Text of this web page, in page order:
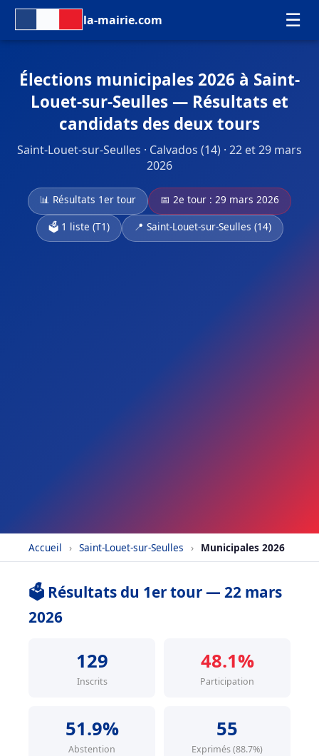
la-mairie.com ☰
Élections municipales 2026 à Saint-
Louet-sur-Seulles — Résultats et
candidats des deux tours
Saint-Louet-sur-Seulles · Calvados (14) · 22 et 29 mars
2026
📊 Résultats 1er tour
📅 2e tour : 29 mars 2026
🗳️ 1 liste (T1)
📍 Saint-Louet-sur-Seulles (14)
Accueil › Saint-Louet-sur-Seulles › Municipales 2026
🗳️ Résultats du 1er tour — 22 mars
2026
129
Inscrits
48.1%
Participation
51.9%
Abstention
55
Exprimés (88.7%)